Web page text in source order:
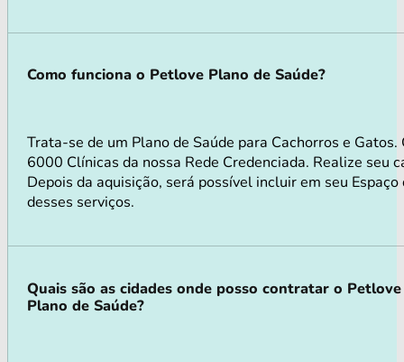
Como funciona o Petlove Plano de Saúde?
Trata-se de um Plano de Saúde para Cachorros e
6000 Clínicas da nossa Rede Credenciada. Realize seu
Depois da aquisição, será possível incluir em seu
desses serviços.
Quais são as cidades onde posso contratar o Petlove
Plano de Saúde?